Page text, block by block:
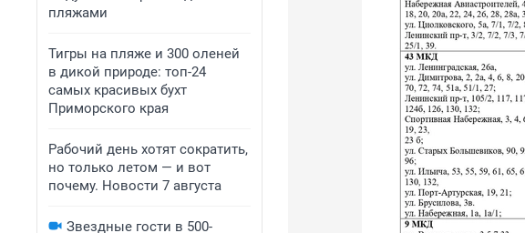
пляжами
Тигры на пляже и 300 оленей
в дикой природе: топ-24
самых красивых бухт
Приморского края
Рабочий день хотят сократить,
но только летом — и вот
почему. Новости 7 августа
Звездные гости в 500-